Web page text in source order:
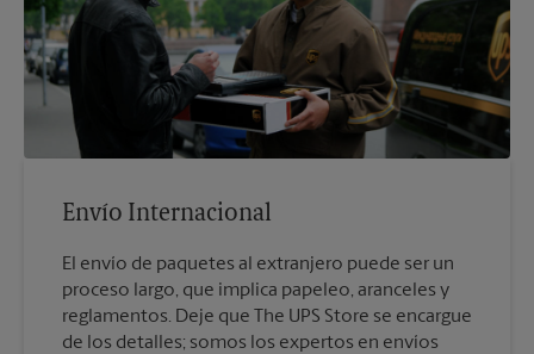
Envío Internacional
El envío de paquetes al extranjero puede ser un
proceso largo, que implica papeleo, aranceles y
reglamentos. Deje que The UPS Store se encargue
de los detalles; somos los expertos en envíos